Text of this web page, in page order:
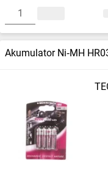
Akumulator Ni‑MH